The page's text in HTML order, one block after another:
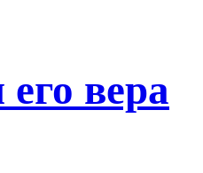
вера